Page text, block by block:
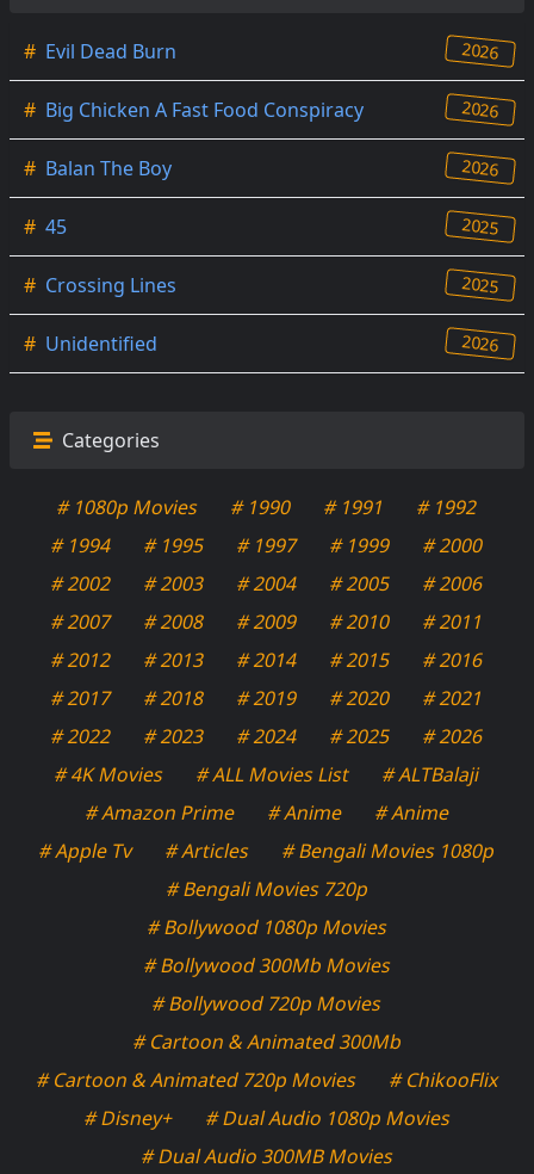
# Evil Dead Burn 2026
# Big Chicken A Fast Food Conspiracy 2026
# Balan The Boy 2026
# 45 2025
# Crossing Lines 2025
# Unidentified 2026
Categories
# 1080p Movies # 1990 # 1991
# 1992
# 1994
# 1995 # 1997 # 1999
# 2000
# 2002
# 2003 # 2004 # 2005
# 2006
# 2007
# 2008 # 2009 # 2010
# 2011
# 2012
# 2013 # 2014 # 2015
# 2016
# 2017
# 2018 # 2019 # 2020
# 2021
# 2022
# 2023 # 2024 # 2025
# 2026
# 4K Movies
# ALL Movies List
# ALTBalaji
# Amazon Prime
# Anime
# Anime
# Apple Tv
# Articles
# Bengali Movies 1080p
# Bengali Movies 720p
# Bollywood 1080p Movies
# Bollywood 300Mb Movies
# Bollywood 720p Movies
# Cartoon & Animated 300Mb
# Cartoon & Animated 720p Movies
# ChikooFlix
# Disney+
# Dual Audio 1080p Movies
# Dual Audio 300MB Movies